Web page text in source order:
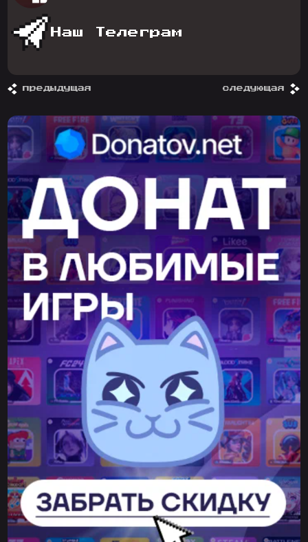
Наш Телеграм
предыдущая следующая